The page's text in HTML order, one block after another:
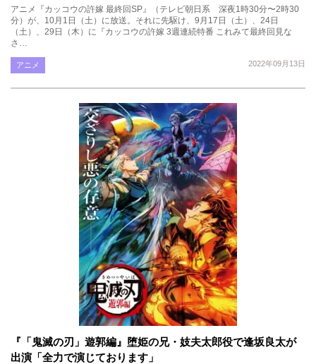
アニメ『カッコウの許嫁 最終回SP』（テレビ朝日系 深夜1時30分〜2時30
分）が、10月1日（土）に放送。それに先駆け、9月17日（土）、24日
（土）、29日（木）に『カッコウの許嫁 3週連続特番 これみて最終回見な
さ…
2022年09月13日
アニメ
『「鬼滅の刃」遊郭編』堕姫の兄・妓夫太郎役で逢坂良太が
出演「全力で演じております」